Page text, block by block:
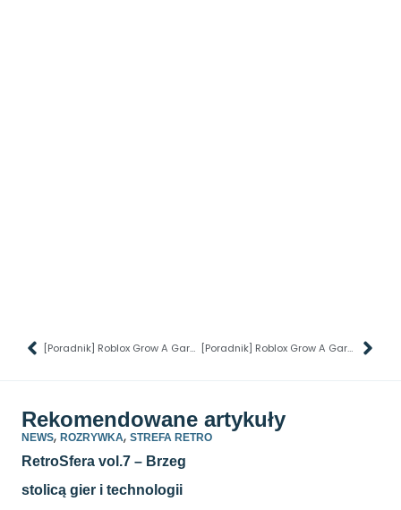
[Poradnik] Roblox Grow A Garden Discord – Jak dołączyć? [Poradnik] Roblox Grow A Garden – Burning Bud – Jak zdobyć?
Rekomendowane artykuły
NEWS, ROZRYWKA, STREFA RETRO
RetroSfera vol.7 – Brzeg
stolicą gier i technologii